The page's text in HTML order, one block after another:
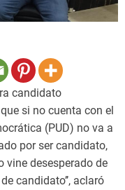
candidato
si no cuenta con el
(PUD) no va a
por ser candidato,
vine desesperado de
candidato’’, aclaró